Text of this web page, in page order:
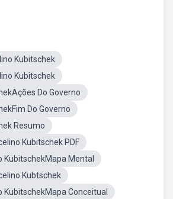
Kubitschek
Kubitschek
Do Governo
Do Governo
Resumo
Kubitschek PDF
KubitschekMapa Mental
Kubtschek
KubitschekMapa Conceitual